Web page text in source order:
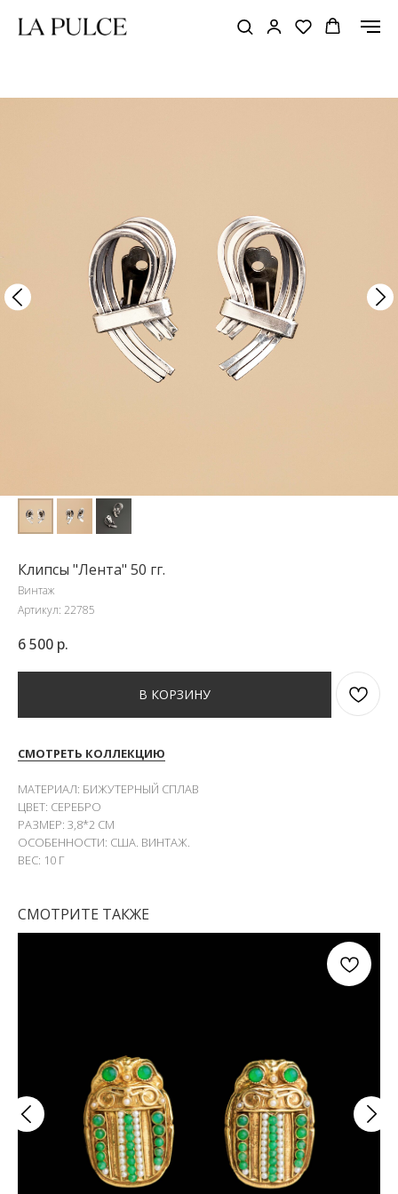
Клипсы "Лента" 50 гг.
Винтаж
Артикул: 22785
6 500 р.
В КОРЗИНУ
СМОТРЕТЬ КОЛЛЕКЦИЮ
МАТЕРИАЛ: БИЖУТЕРНЫЙ СПЛАВ
ЦВЕТ: СЕРЕБРО
РАЗМЕР: 3,8*2 СМ
ОСОБЕННОСТИ: США. ВИНТАЖ.
ВЕС: 10 Г
СМОТРИТЕ ТАКЖЕ